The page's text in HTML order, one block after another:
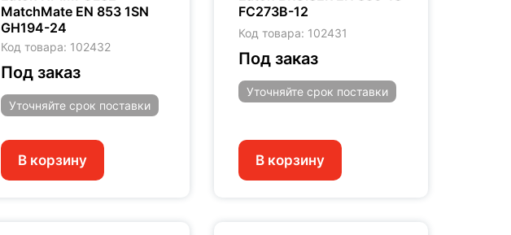
MatchMate EN 853 1SN
GH194-24
Код товара: 102432
Под заказ
Уточняйте срок поставки
В корзину
FC273B-12
Код товара: 102431
Под заказ
Уточняйтесрок поставки
В корзину